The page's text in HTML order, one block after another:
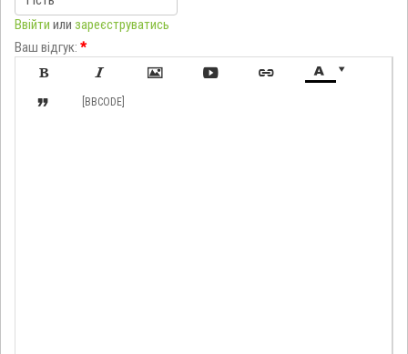
Ввійти или зареєструватись
Ваш відгук: *

     
 [BBCODE]